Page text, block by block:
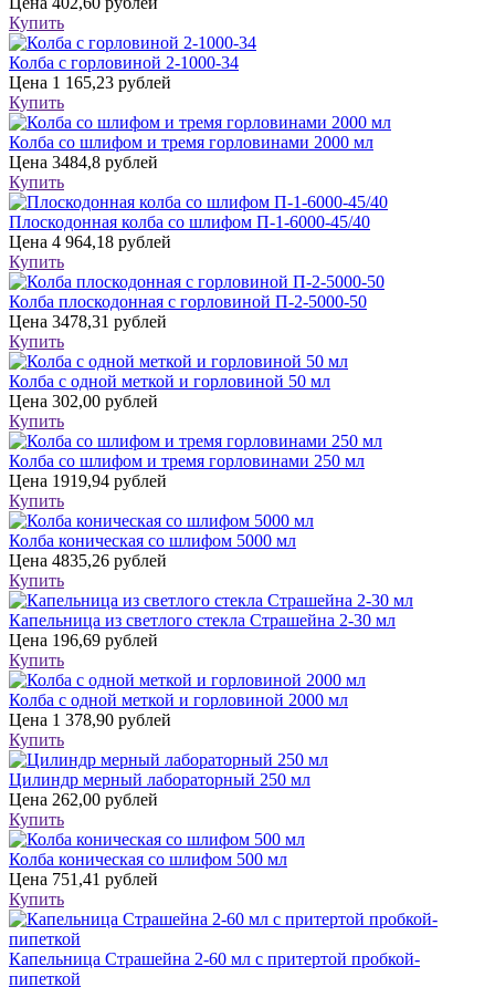
Купить
Колба с горловиной 2-1000-34
Цена 1 165,23 рублей
Купить
Колба со шлифом и тремя горловинами 2000 мл
Цена 3484,8 рублей
Купить
Плоскодонная колба со шлифом П-1-6000-45/40
Цена 4 964,18 рублей
Купить
Колба плоскодонная с горловиной П-2-5000-50
Цена 3478,31 рублей
Купить
Колба с одной меткой и горловиной 50 мл
Цена 302,00 рублей
Купить
Колба со шлифом и тремя горловинами 250 мл
Цена 1919,94 рублей
Купить
Колба коническая со шлифом 5000 мл
Цена 4835,26 рублей
Купить
Капельница из светлого стекла Страшейна 2-30 мл
Цена 196,69 рублей
Купить
Колба с одной меткой и горловиной 2000 мл
Цена 1 378,90 рублей
Купить
Цилиндр мерный лабораторный 250 мл
Цена 262,00 рублей
Купить
Колба коническая со шлифом 500 мл
Цена 751,41 рублей
Купить
Капельница Страшейна 2-60 мл с притертой пробкой-
пипеткой